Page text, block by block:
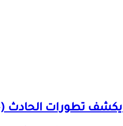
يكشف تطورات